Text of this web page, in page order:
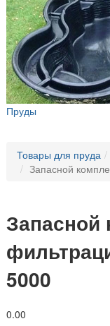
Пруды
Товары для пруда
Запасной
Запасной
5000
0.00